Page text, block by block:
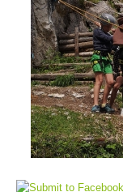
Flugrettung